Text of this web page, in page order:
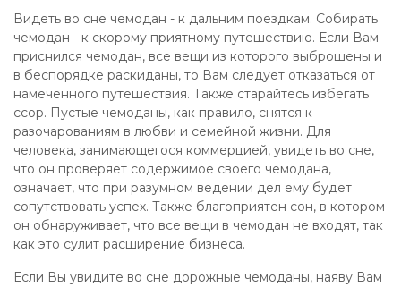
Видеть во сне чемодан - к дальним поездкам. Собирать
чемодан - к скорому приятному путешествию. Если Вам
приснился чемодан, все вещи из которого выброшены и
в беспорядке раскиданы, то Вам следует отказаться от
намеченного путешествия. Также старайтесь избегать
ссор. Пустые чемоданы, как правило, снятся к
разочарованиям в любви и семейной жизни. Для
человека, занимающегося коммерцией, увидеть во сне,
что он проверяет содержимое своего чемодана,
означает, что при разумном ведении дел ему будет
сопутствовать успех. Также благоприятен сон, в котором
он обнаруживает, что все вещи в чемодан не входят, так
как это сулит расширение бизнеса.
Если Вы увидите во сне дорожные чемоданы, наяву Вам